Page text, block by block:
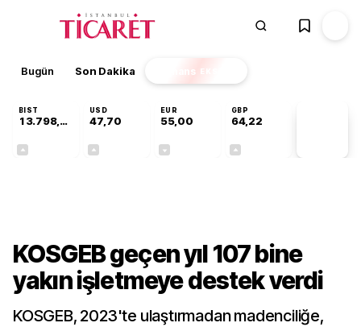
Bugün Son Dakika Finans EKSTRA
BIST
13.798,82
USD
47,70
EUR
55,00
GBP
64,22
KOSGEB geçen yıl 107 bine
yakın işletmeye destek verdi
KOSGEB, 2023'te ulaştırmadan madenciliğe,